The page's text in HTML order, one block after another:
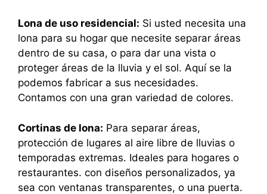
Lona de uso residencial: Si usted necesita una
lona para su hogar que necesite separar áreas
dentro de su casa, o para dar una vista o
proteger áreas de la lluvia y el sol. Aquí se la
podemos fabricar a sus necesidades.
Contamos con una gran variedad de colores.
Cortinas de lona: Para separar áreas,
protección de lugares al aire libre de lluvias o
temporadas extremas. Ideales para hogares o
restaurantes. con diseños personalizados, ya
sea con ventanas transparentes, o una puerta.